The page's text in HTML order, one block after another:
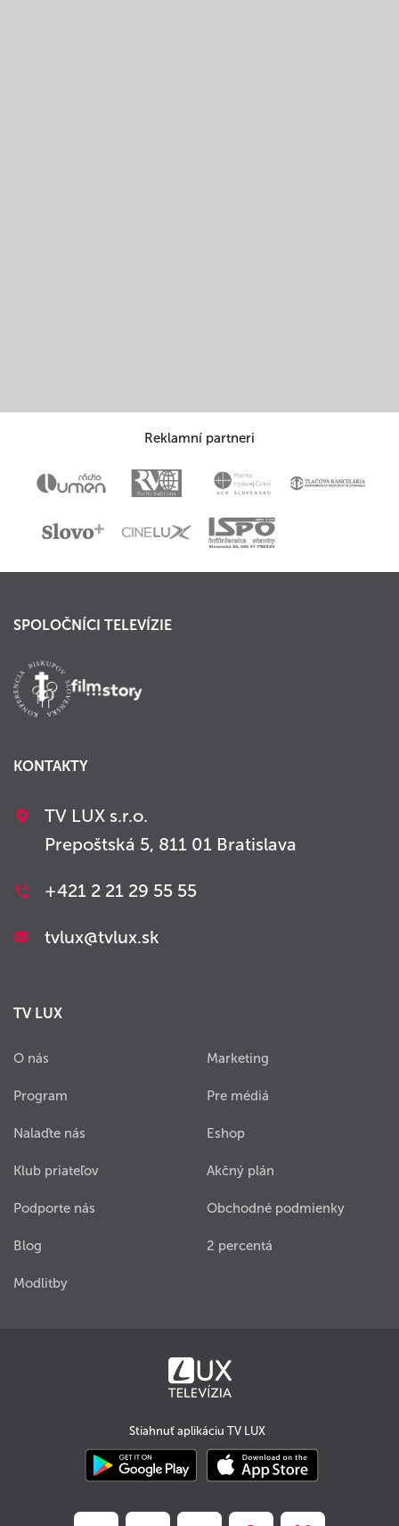
Reklamní partneri
SPOLOČNÍCI TELEVÍZIE
KONTAKTY
TV LUX s.r.o.
Prepoštská 5, 811 01 Bratislava
+421 2 21 29 55 55
tvlux@tvlux.sk
TV LUX
O nás
Program
Nalaďte nás
Klub priateľov
Podporte nás
Blog
Modlitby
Marketing
Pre médiá
Eshop
Akčný plán
Obchodné podmienky
2 percentá
Stiahnuť aplikáciu TV LUX